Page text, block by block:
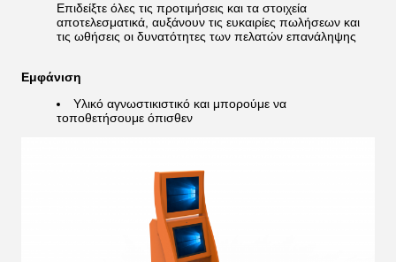
Επιδείξτε όλες τις προτιμήσεις και τα στοιχεία
αποτελεσματικά, αυξάνουν τις ευκαιρίες πωλήσεων και
τις ωθήσεις οι δυνατότητες των πελατών επανάληψης
Εμφάνιση
Υλικό αγνωστικιστικό και μπορούμε να
τοποθετήσουμε όπισθεν